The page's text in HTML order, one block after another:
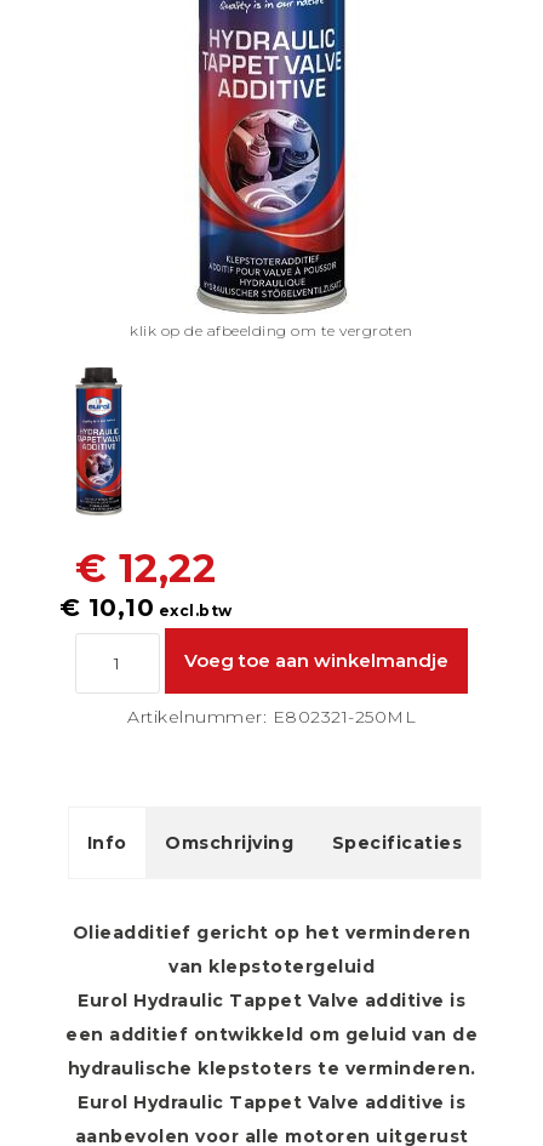
klik op de afbeelding om te vergroten
€ 12,22
€ 10,10 excl.btw
Artikelnummer: E802321-250ML
Info Omschrijving Specificaties
Olieadditief gericht op het verminderen
van klepstotergeluid
Eurol Hydraulic Tappet Valve additive is
een additief ontwikkeld om geluid van de
hydraulische klepstoters te verminderen.
Eurol Hydraulic Tappet Valve additive is
aanbevolen voor alle motoren uitgerust